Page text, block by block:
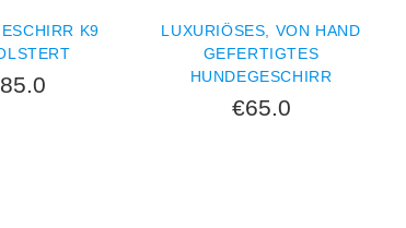
K9
LUXURIÖSES, VON HAND
GEFERTIGTES
HUNDEGESCHIRR
€65.0